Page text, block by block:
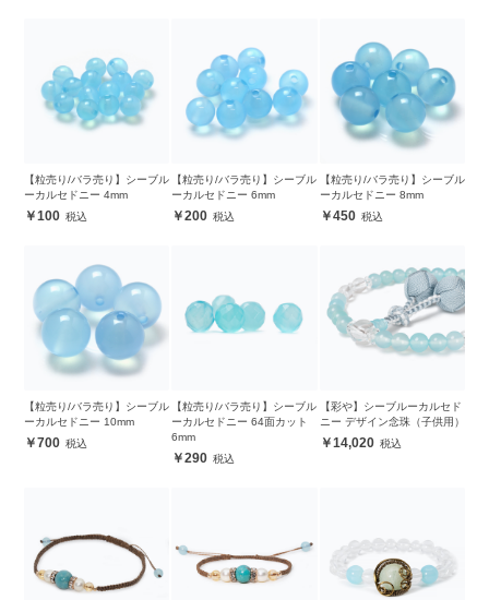
【粒売り/バラ売り】シーブル
ーカルセドニー 4mm
100
【粒売り/バラ売り】シーブル
ーカルセドニー 6mm
200
【粒売り/バラ売り】シーブル
ーカルセドニー 8mm
450
【粒売り/バラ売り】シーブル
ーカルセドニー 10mm
700
【粒売り/バラ売り】シーブル
ーカルセドニー 64面カット
6mm
290
【彩や】シーブルーカルセド
ニー デザイン念珠（子供用）
14,020